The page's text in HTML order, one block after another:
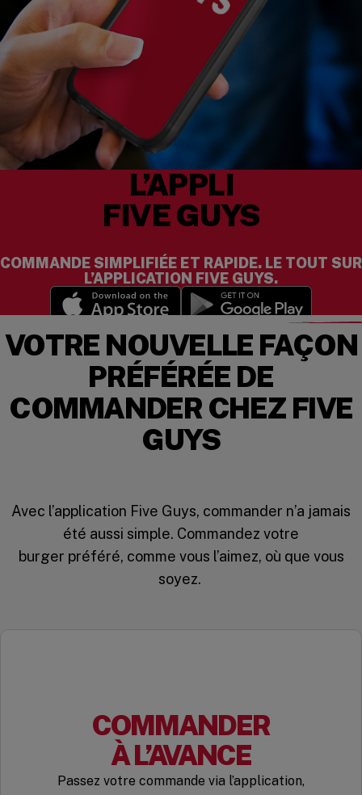
L’APPLI
FIVE GUYS
COMMANDE SIMPLIFIÉE ET RAPIDE. LE TOUT SUR
L’APPLICATION FIVE GUYS.
(opens in a new window)(opens in a new
VOTRE NOUVELLE FAÇON
PRÉFÉRÉE DE
COMMANDER CHEZ FIVE
GUYS
Avec l’application Five Guys, commander n’a jamais
été aussi simple. Commandez votre
burger préféré, comme vous l’aimez, où que vous
soyez.
COMMANDER
À L’AVANCE
Passez votre commande via l’application,